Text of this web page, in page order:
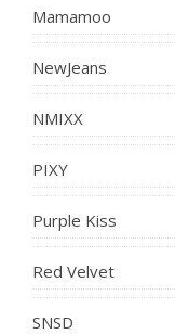
Mamamoo
NewJeans
NMIXX
PIXY
Purple Kiss
Red Velvet
SNSD